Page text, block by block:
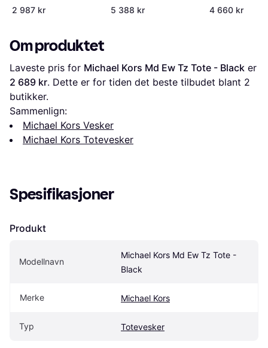
Leather Tote Bag -
2 987 kr 5 388 kr
4 660 kr
Om produktet
Laveste pris for Michael Kors Md Ew Tz Tote - Black
2 689 kr. Dette er for tiden det beste tilbudet blant 2
butikker.
Sammenlign:
Michael Kors Vesker
Michael Kors Totevesker
Spesifikasjoner
Produkt
Modellnavn
Michael Kors Md Ew Tz Tote -
Black
Merke Michael Kors
Typ Totevesker